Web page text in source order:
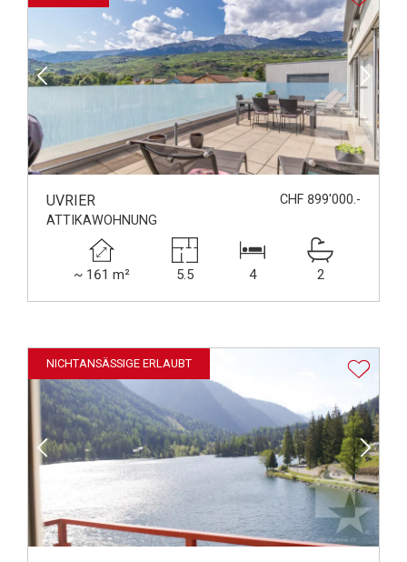
UVRIER
CHF 899'000.-
ATTIKAWOHNUNG
~ 161 m² 5.5 4 2
NICHTANSÄSSIGE ERLAUBT